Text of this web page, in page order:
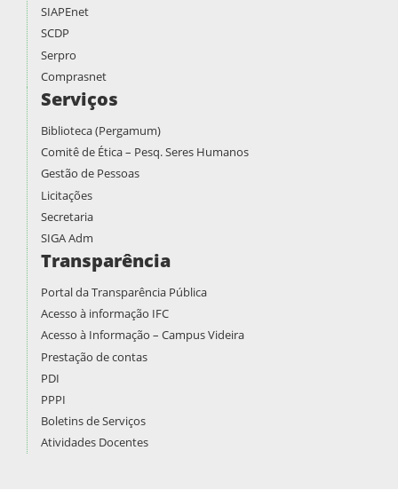
SIAPEnet
SCDP
Serpro
Comprasnet
Serviços
Biblioteca (Pergamum)
Comitê de Ética – Pesq. Seres Humanos
Gestão de Pessoas
Licitações
Secretaria
SIGA Adm
Transparência
Portal da Transparência Pública
Acesso à informação IFC
Acesso à Informação – Campus Videira
Prestação de contas
PDI
PPPI
Boletins de Serviços
Atividades Docentes